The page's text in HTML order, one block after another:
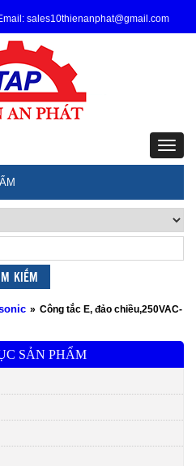
sales10thienanphat@gmail.com
» Công tắc E, đảo chiều,250VAC-
SẢN PHẨM